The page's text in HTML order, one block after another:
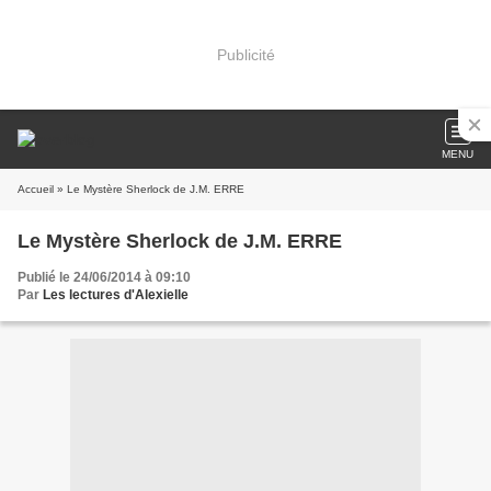
Publicité
MENU
Accueil » Le Mystère Sherlock de J.M. ERRE
Le Mystère Sherlock de J.M. ERRE
Publié le 24/06/2014 à 09:10
Par Les lectures d'Alexielle